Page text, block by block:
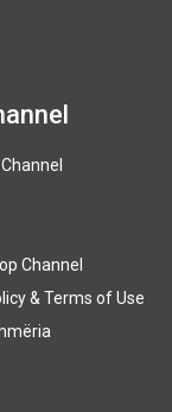
Channel
& Terms of Use